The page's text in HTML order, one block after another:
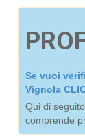
Se vuoi
Vignola
Qui di
comprende